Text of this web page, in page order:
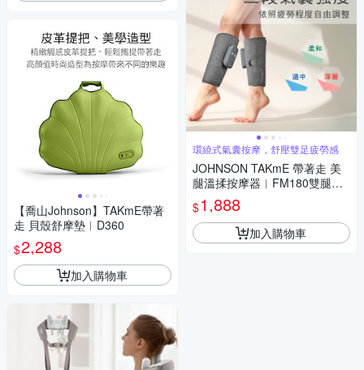
【喬山Johnson】TAKmE帶著
走 貝殼舒摩墊︱D360
$2,288
加入購物車
環繞式氣囊按摩，舒壓雙足疲勞感
JOHNSON TAKmE 帶著走 美
腿溫揉按摩器︱FM180雙腿一
對
$1,888
加入購物車